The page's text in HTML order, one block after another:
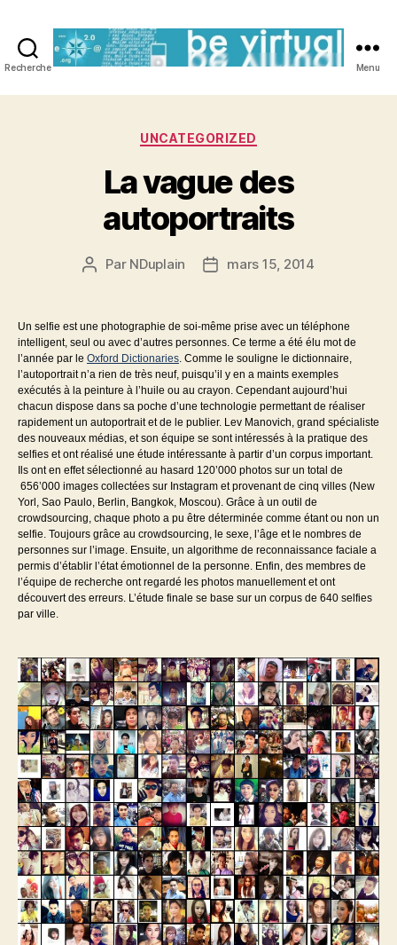
Recherche Menu
Catégories
UNCATEGORIZED
La vague des
autoportraits
Auteur
Par NDuplain
Datemars 15, 2014
Un selfie est une photographie de soi-même prise avec un téléphone
intelligent, seul ou avec d’autres personnes. Ce terme a été élu mot de
l’année par le Oxford Dictionaries. Comme le souligne le dictionnaire,
l’autoportrait n’a rien de très neuf, puisqu’il y en a maints exemples
exécutés à la peinture à l’huile ou au crayon. Cependant aujourd’hui
chacun dispose dans sa poche d’une technologie permettant de réaliser
rapidement un autoportrait et de le publier. Lev Manovich, grand spécialiste
des nouveaux médias, et son équipe se sont intéressés à la pratique des
selfies et ont réalisé une étude intéressante à partir d’un corpus important.
Ils ont en effet sélectionné au hasard 120’000 photos sur un total de
656’000 images collectées sur Instagram et provenant de cinq villes (New
Yorl, Sao Paulo, Berlin, Bangkok, Moscou). Grâce à un outil de
crowdsourcing, chaque photo a pu être déterminée comme étant ou non un
selfie. Toujours grâce au crowdsourcing, le sexe, l’âge et le nombres de
personnes sur l’image. Ensuite, un algorithme de reconnaissance faciale a
permis d’établir l’état émotionnel de la personne. Enfin, des membres de
l’équipe de recherche ont regardé les photos manuellement et ont
découvert des erreurs. L’étude finale se base sur un corpus de 640 selfies
par ville.